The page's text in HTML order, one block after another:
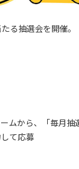
る抽選会を開催。
ムから、「毎月抽
て応募